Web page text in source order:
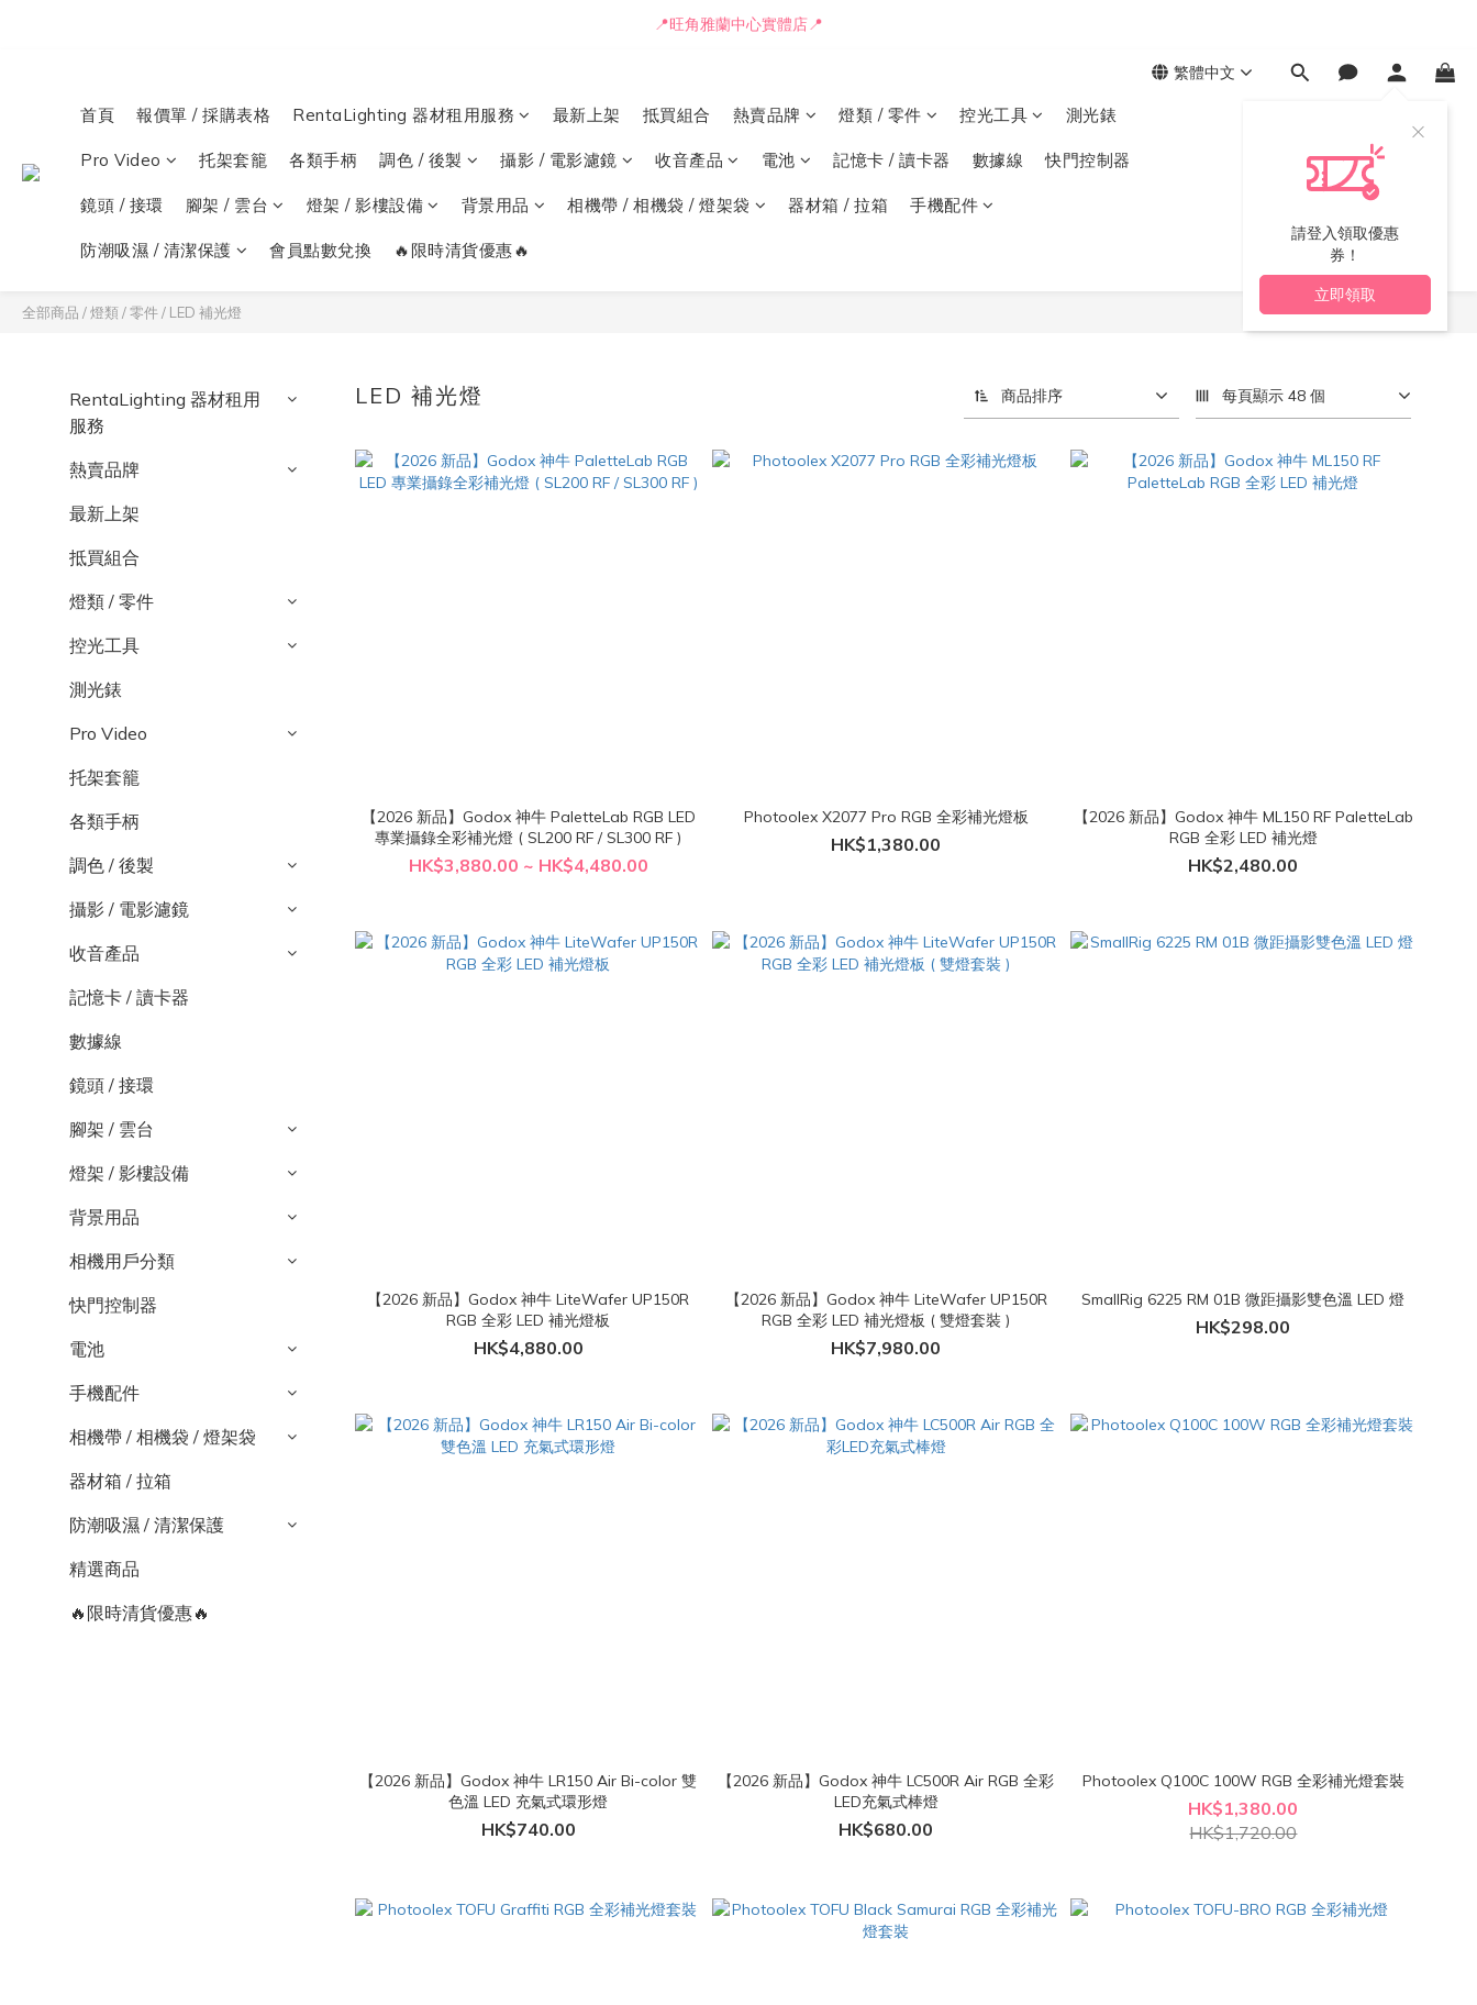
📒🖋️報價單 / 採購表格🖋️📒
📍旺角雅蘭中心實體店📍
📒🖋️報價單 / 採購表格🖋️📒
繁體中文
請登入領取優惠
券！
立即領取
首頁 報價單 / 採購表格 RentaLighting 器材租用服務 最新上架 抵買組合 熱賣品牌 燈類 / 零件 控光工具 測光錶
Pro Video 托架套籠 各類手柄 調色 / 後製 攝影 / 電影濾鏡 收音產品 電池 記憶卡 / 讀卡器 數據線 快門控制器
鏡頭 / 接環 腳架 / 雲台 燈架 / 影樓設備 背景用品 相機帶 / 相機袋 / 燈架袋 器材箱 / 拉箱 手機配件
防潮吸濕 / 清潔保護 會員點數兌換 🔥限時清貨優惠🔥
全部商品 /燈類 / 零件/ LED 補光燈
RentaLighting 器材租用
服務
熱賣品牌
最新上架
抵買組合
燈類 / 零件
控光工具
測光錶
Pro Video
托架套籠
各類手柄
調色 / 後製
攝影 / 電影濾鏡
收音產品
記憶卡 / 讀卡器
數據線
鏡頭 / 接環
腳架 / 雲台
燈架 / 影樓設備
背景用品
相機用戶分類
快門控制器
電池
手機配件
相機帶 / 相機袋 / 燈架袋
器材箱 / 拉箱
防潮吸濕 / 清潔保護
精選商品
🔥限時清貨優惠🔥
LED 補光燈 商品排序 每頁顯示 48 個
【2026 新品】Godox 神牛 PaletteLab RGB LED
專業攝錄全彩補光燈 ( SL200 RF / SL300 RF )
HK$3,880.00 ~ HK$4,480.00
Photoolex X2077 Pro RGB 全彩補光燈板
HK$1,380.00
【2026 新品】Godox 神牛 ML150 RF PaletteLab
RGB 全彩 LED 補光燈
HK$2,480.00
【2026 新品】Godox 神牛 LiteWafer UP150R
RGB 全彩 LED 補光燈板
HK$4,880.00
【2026 新品】Godox 神牛 LiteWafer UP150R
RGB 全彩 LED 補光燈板 ( 雙燈套裝 )
HK$7,980.00
SmallRig 6225 RM 01B 微距攝影雙色溫 LED 燈
HK$298.00
【2026 新品】Godox 神牛 LR150 Air Bi-color 雙
色溫 LED 充氣式環形燈
HK$740.00
【2026 新品】Godox 神牛 LC500R Air RGB 全彩
LED充氣式棒燈
HK$680.00
Photoolex Q100C 100W RGB 全彩補光燈套裝
HK$1,380.00
HK$1,720.00